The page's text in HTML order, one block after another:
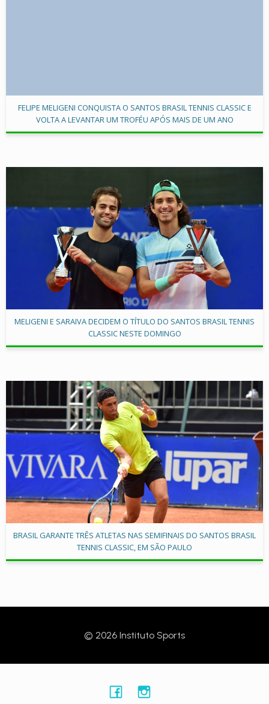
FELIPE MELIGENI CONQUISTA O SANTOS BRASIL TENNIS CLASSIC E
VOLTA A LEVANTAR UM TROFÉU APÓS MAIS DE UM ANO
MELIGENI E SARAIVA DECIDEM O TÍTULO DO SANTOS BRASIL TENNIS
CLASSIC NESTE DOMINGO
BRASIL GARANTE TRÊS ATLETAS NAS SEMIFINAIS DO SANTOS BRASIL
TENNIS CLASSIC, EM SÃO PAULO
© 2026 Instituto Sports